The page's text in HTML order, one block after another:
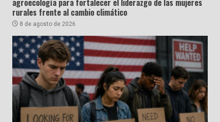
agroecología para fortalecer el liderazgo de las mujeres
rurales frente al cambio climático
8 de agosto de 2026